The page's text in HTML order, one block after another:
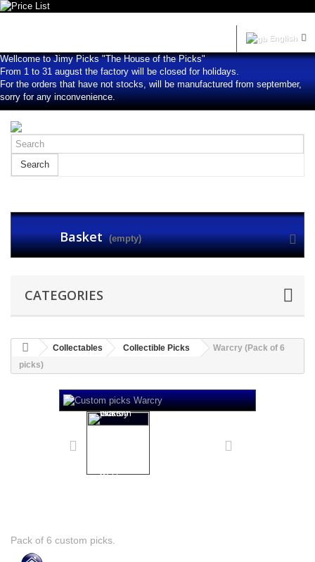
English
Wellcome to Jimy Picks "The House of the Picks"
From 1 to 31 august the factory will be closed for holidays.
For the orders that have not stocks, will be manufactured from september,
sorry for any inconvenience.
Search
Basket (empty)
CATEGORIES
Collectables Collectible Picks
Warcry (Pack of 6
picks)
Pack of 6 custom picks.